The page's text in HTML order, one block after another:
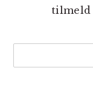
tilmeld